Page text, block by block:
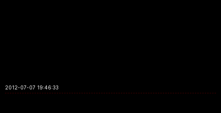
2012-07-07 19:46:33